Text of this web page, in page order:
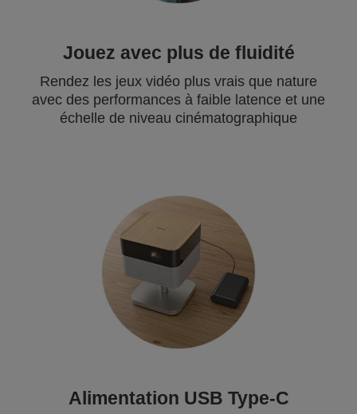
Jouez avec plus de fluidité
Rendez les jeux vidéo plus vrais que nature
avec des performances à faible latence et une
échelle de niveau cinématographique
Alimentation USB Type-C